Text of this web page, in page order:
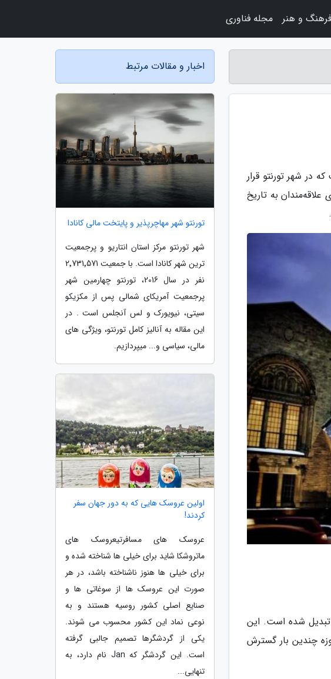
در شهر تورنتو قرار
به تاریخ
جهان تبدیل شده است. این
چندین بار گسترش
اخبار و مقالات مرتبط
تورنتو شهر مهاچرپذیر و پایتخت مالی کانادا
شهر تورنتو مرکز استان انتاریو و پرجمعیت
ترین شهر کانادا است. با جمعیت 2٬731٬571
نفر در سال 2016، تورنتو چهارمین شهر
پرجمعیت آمریکای شمالی پس از مکزیکو
سیتی، نیویورک و لس آنجلس است . در
این مقاله به آنالیز کامل تورنتو، ویژگی های
مالی، سیاسی و... میپردازیم.
اولین عروسک هایی که به دور جهان سفر
کردند!
عروسک های مسافرتیعروسک های
ماتروشکا شاید برای خیلی ها شناخته شده و
برای خیلی ها هنوز ناشناخته باشد، در هر
صورت این عروسک ها از سوغاتی ها و
صنایع اصلی کشور روسیه هستند و به
نوعی نماد این کشور محسوب می شوند.
یکی از گردشگرها تصمیم جالبی گرفته
است. این گردشگر که Jan نام دارد، به
تنهایی...
فرهنگ و هنر مجله فناوری